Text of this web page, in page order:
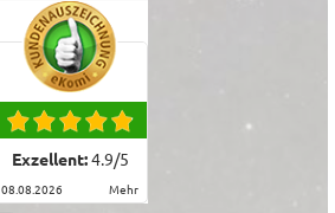
Exzellent:4.9/5
08.08.2026 mehr